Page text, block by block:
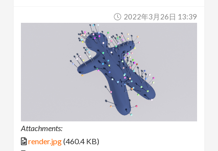
2022年3月26日 13:39
Attachments:
render.jpg(460.4 KB)